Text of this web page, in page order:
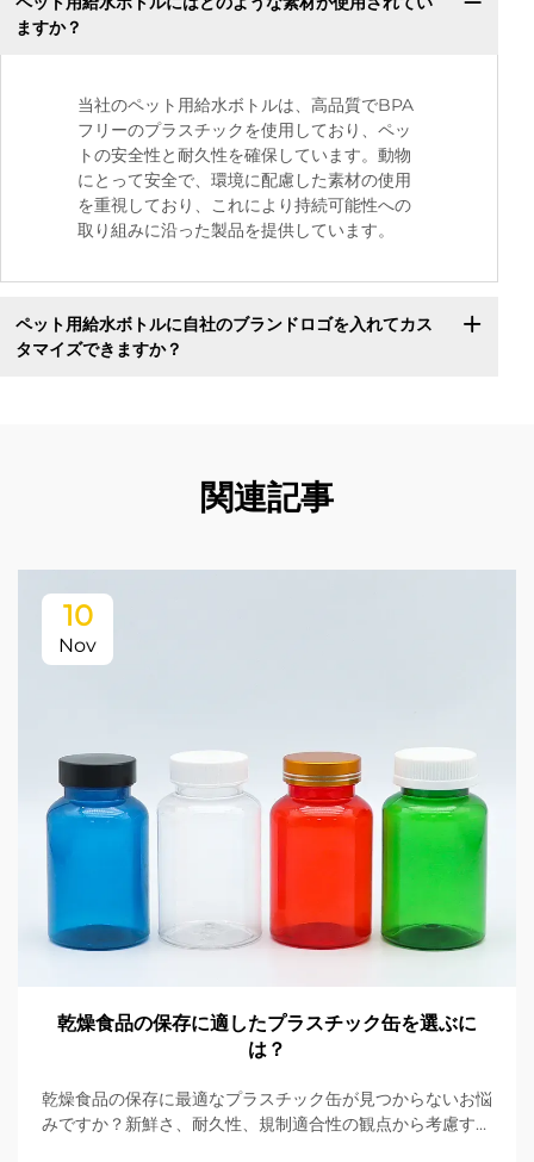
ますか？
当社のペット用給水ボトルは、高品質でBPA
フリーのプラスチックを使用しており、ペッ
トの安全性と耐久性を確保しています。動物
にとって安全で、環境に配慮した素材の使用
を重視しており、これにより持続可能性への
取り組みに沿った製品を提供しています。
ペット用給水ボトルに自社のブランドロゴを入れてカス
タマイズできますか？
関連記事
10
Nov
乾燥食品の保存に適したプラスチック缶を選ぶに
は？
乾燥食品の保存に最適なプラスチック缶が見つからないお悩
みですか？新鮮さ、耐久性、規制適合性の観点から考慮すべ